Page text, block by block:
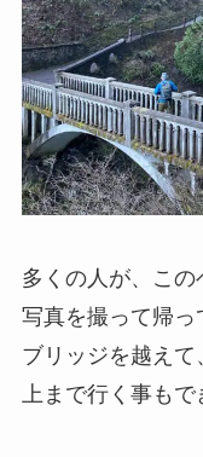
多くの人が、この
写真を撮って帰っ
ブリッジを越え
上まで行く事もで